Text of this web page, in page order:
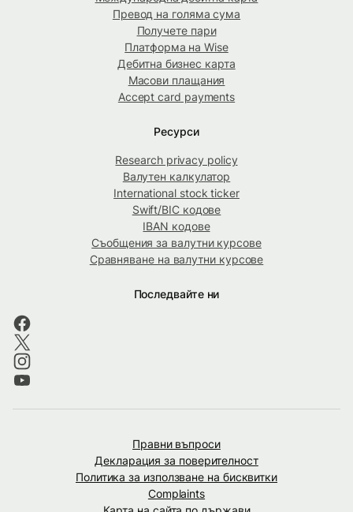
Превод на голяма сума
Получете пари
Платформа на Wise
Дебитна бизнес карта
Масови плащания
Accept card payments
Ресурси
Research privacy policy
Валутен калкулатор
International stock ticker
Swift/BIC кодове
IBAN кодове
Съобщения за валутни курсове
Сравняване на валутни курсове
Последвайте ни
Правни въпроси
Декларация за поверителност
Политика за използване на бисквитки
Complaints